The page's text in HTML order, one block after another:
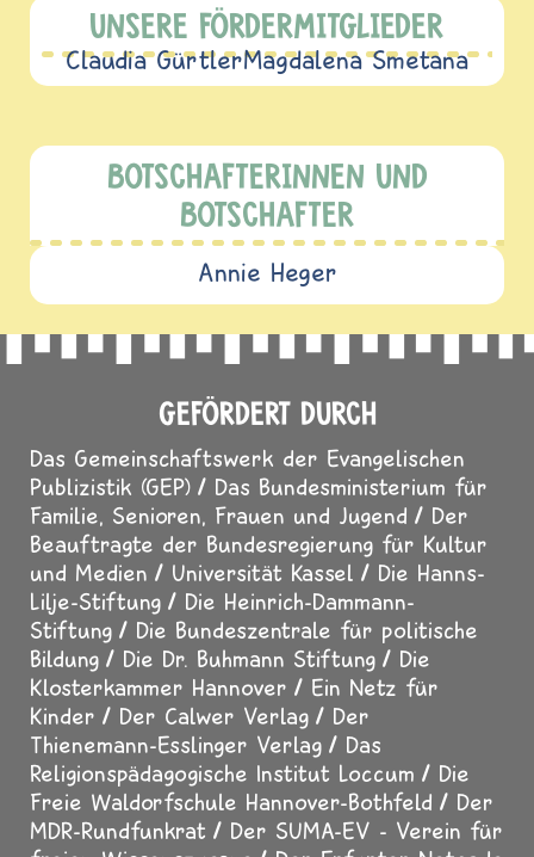
UNSERE FÖRDERMITGLIEDER
Claudia GürtlerMagdalena Smetana
BOTSCHAFTERINNEN UND
BOTSCHAFTER
Annie Heger
GEFÖRDERT DURCH
Das Gemeinschaftswerk der Evangelischen
Publizistik (GEP)
Das Bundesministerium für
Familie, Senioren, Frauen und Jugend
Der
Beauftragte der Bundesregierung für Kultur
und Medien
Universität Kassel
Die Hanns-
Lilje-Stiftung
Die Heinrich-Dammann-
Stiftung
Die Bundeszentrale für politische
Bildung
Die Dr. Buhmann Stiftung
Die
Klosterkammer Hannover
Ein Netz für
Kinder
Der Calwer Verlag
Der
Thienemann-Esslinger Verlag
Das
Religionspädagogische Institut Loccum
Die
Freie Waldorfschule Hannover-Bothfeld
Der
MDR-Rundfunkrat
Der SUMA-EV - Verein für